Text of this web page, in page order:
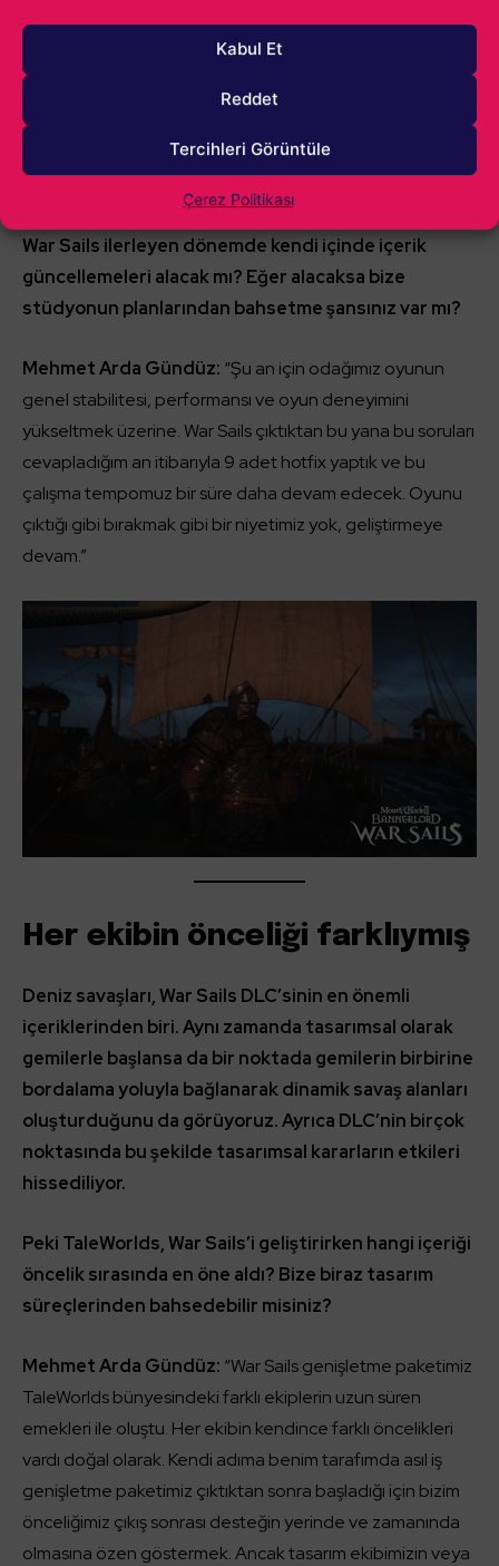
Kabul Et
Reddet
Tercihleri Görüntüle
Çerez Politikası
forumlarımızdan zamanı geldiğinde duyurular yapılacaktır
ancak şu an için burada duyuracağımız yeni bir içerik vs.
bulunmuyor.”
“Geliştirmeye devam”
War Sails ilerleyen dönemde kendi içinde içerik
güncellemeleri alacak mı? Eğer alacaksa bize
stüdyonun planlarından bahsetme şansınız var mı?
Mehmet Arda Gündüz: “Şu an için odağımız oyunun
genel stabilitesi, performansı ve oyun deneyimini
yükseltmek üzerine. War Sails çıktıktan bu yana bu soruları
cevapladığım an itibarıyla 9 adet hotfix yaptık ve bu
çalışma tempomuz bir süre daha devam edecek. Oyunu
çıktığı gibi bırakmak gibi bir niyetimiz yok, geliştirmeye
devam.”
Her ekibin önceliği farklıymış
Deniz savaşları, War Sails DLC’sinin en önemli
içeriklerinden biri. Aynı zamanda tasarımsal olarak
gemilerle başlansa da bir noktada gemilerin birbirine
bordalama yoluyla bağlanarak dinamik savaş alanları
oluşturduğunu da görüyoruz. Ayrıca DLC’nin birçok
noktasında bu şekilde tasarımsal kararların etkileri
hissediliyor.
Peki TaleWorlds, War Sails’i geliştirirken hangi içeriği
öncelik sırasında en öne aldı? Bize biraz tasarım
süreçlerinden bahsedebilir misiniz?
Mehmet Arda Gündüz: “War Sails genişletme paketimiz
TaleWorlds bünyesindeki farklı ekiplerin uzun süren
emekleri ile oluştu. Her ekibin kendince farklı öncelikleri
vardı doğal olarak. Kendi adıma benim tarafımda asıl iş
genişletme paketimiz çıktıktan sonra başladığı için bizim
önceliğimiz çıkış sonrası desteğin yerinde ve zamanında
olmasına özen göstermek. Ancak tasarım ekibimizin veya